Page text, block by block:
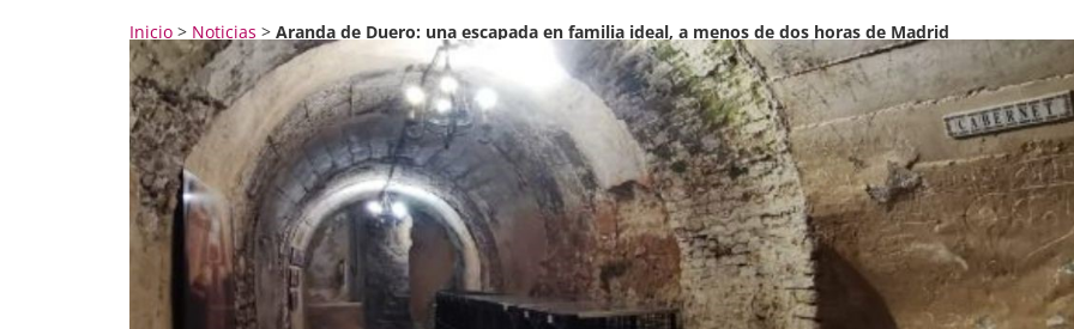
Inicio> Noticias > Aranda de Duero: una escapada en familia ideal, a menos de dos horas de Madrid